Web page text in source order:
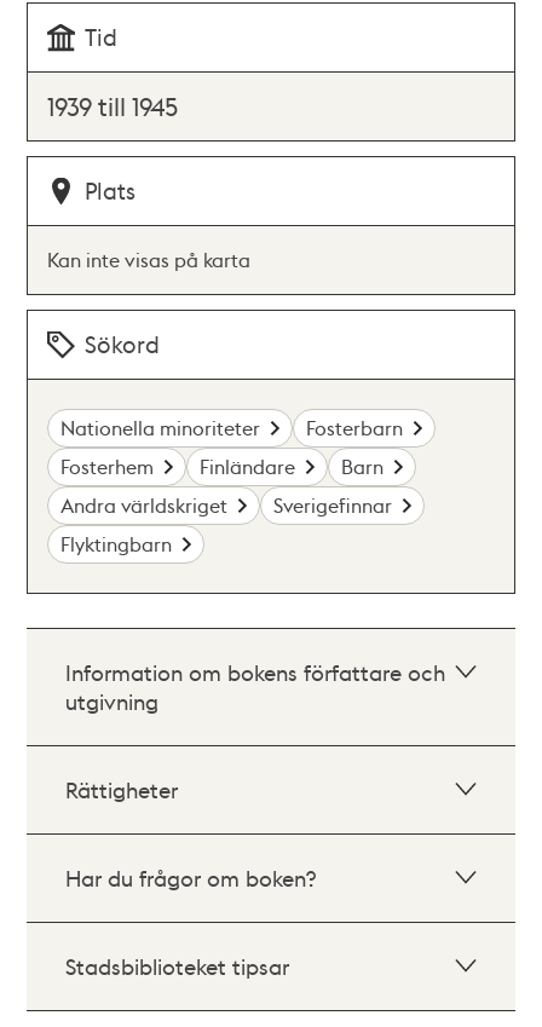
Tid
1939 till 1945
Plats
Kan inte visas på karta
Sökord
Nationella minoriteter
Fosterbarn
Fosterhem
Finländare
Barn
Andra världskriget
Sverigefinnar
Flyktingbarn
Information om bokens författare och
utgivning
Rättigheter
Har du frågor om boken?
Stadsbiblioteket tipsar